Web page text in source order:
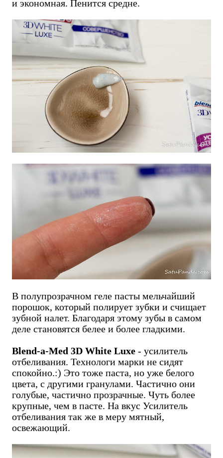
и экономная. Пенится средне.
В полупрозрачном геле пасты мельчайший
порошок, который полирует зубки и счищает
зубной налет. Благодаря этому зубы в самом
деле становятся белее и более гладкими.
Blend-a-Med 3D White Luxe - усилитель
отбеливания. Технологи марки не сидят
спокойно.:) Это тоже паста, но уже белого
цвета, с другими гранулами. Частично они
голубые, частично прозрачные. Чуть более
крупные, чем в пасте. На вкус Усилитель
отбеливания так же в меру мятный,
освежающий.